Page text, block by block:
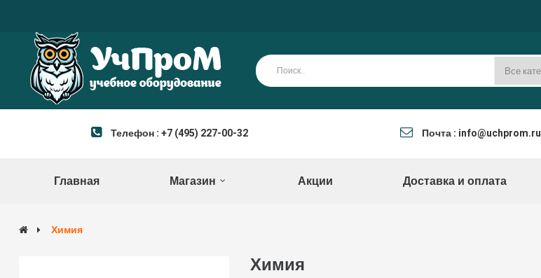
Телефон : +7 (495) 227-00-32 Почта : info@uchprom.ru
Главная Магазин Акции Доставка и оплата
Химия
Химия